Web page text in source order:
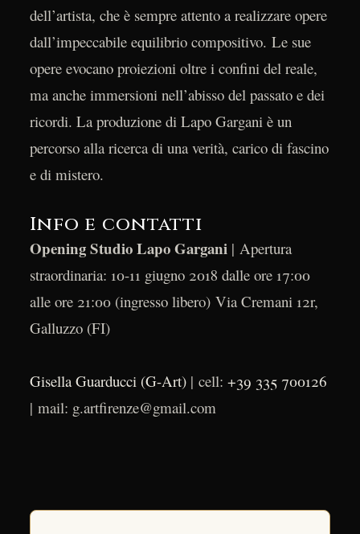
dell’artista, che è sempre attento a realizzare opere
dall’impeccabile equilibrio compositivo. Le sue
opere evocano proiezioni oltre i confini del reale,
ma anche immersioni nell’abisso del passato e dei
ricordi. La produzione di Lapo Gargani è un
percorso alla ricerca di una verità, carico di fascino
e di mistero.
Info e contatti
Opening Studio Lapo Gargani | Apertura
straordinaria: 10-11 giugno 2018 dalle ore 17:00
alle ore 21:00 (ingresso libero) Via Cremani 12r,
Galluzzo (FI)
Gisella Guarducci (G-Art)| cell: +39 335 700126
| mail: g.artfirenze@gmail.com